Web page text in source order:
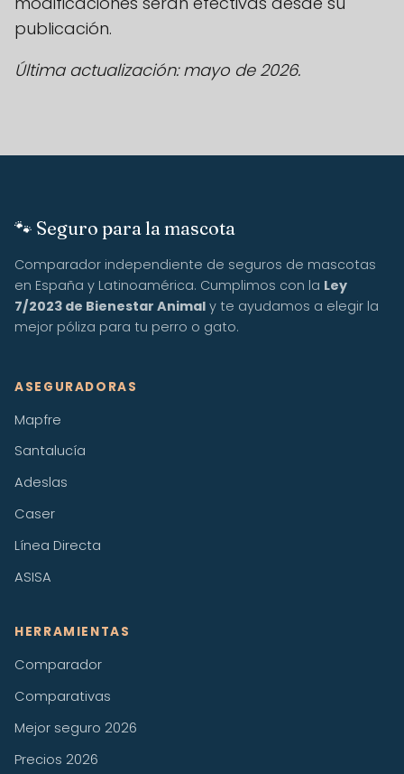
publicación.
Última actualización: mayo de 2026.
🐾 Seguro para la mascota
Comparador independiente de seguros de mascotas
en España y Latinoamérica. Cumplimos con la Ley
7/2023 de Bienestar Animal y te ayudamos a elegir la
mejor póliza para tu perro o gato.
ASEGURADORAS
Mapfre
Santalucía
Adeslas
Caser
Línea Directa
ASISA
HERRAMIENTAS
Comparador
Comparativas
Mejor seguro 2026
Precios 2026